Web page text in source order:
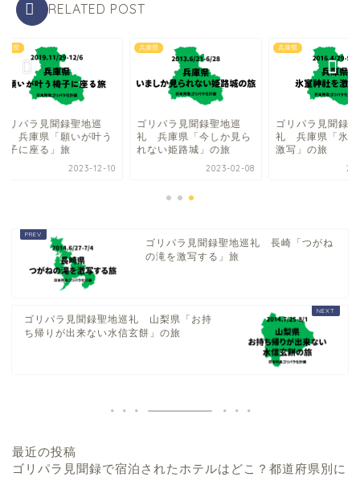
RELATED POST
パラ見聞録聖地巡
庫県「願いが叶う
に座る」旅
2023-12-10
兵庫県
ゴリパラ見聞録聖地巡
礼 兵庫県「今しか見ら
れない姫路城」の旅
2023-02-08
兵庫県
ゴリパラ見聞録聖地
礼 兵庫県「氷室神
激写」の旅
2023-
ゴリパラ見聞録聖地巡礼 長崎「つがね
の滝を激写する」旅
ゴリパラ見聞録聖地巡礼 山梨県「お持
ち帰りが出来ない水信玄餅」の旅
最近の投稿
ゴリパラ見聞録で宿泊されたホテルはどこ？都道府県別に